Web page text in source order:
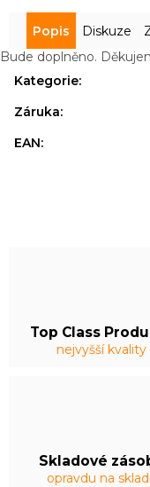
Top Class
nejvyšší kvality
Skladové
opravdu na
Popis Diskuze
Bude doplněno.
Kategorie:
Záruka:
EAN: